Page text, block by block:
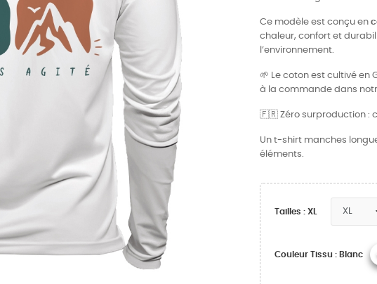
Ce modèle est conçu en
chaleur, confort et
l’environnement.
🌱 Le coton est cultivé en
à la commande dans
🇫🇷 Zéro surproduction :
Un t-shirt manches
éléments.
Tailles : XL
Couleur Tissu : Blanc